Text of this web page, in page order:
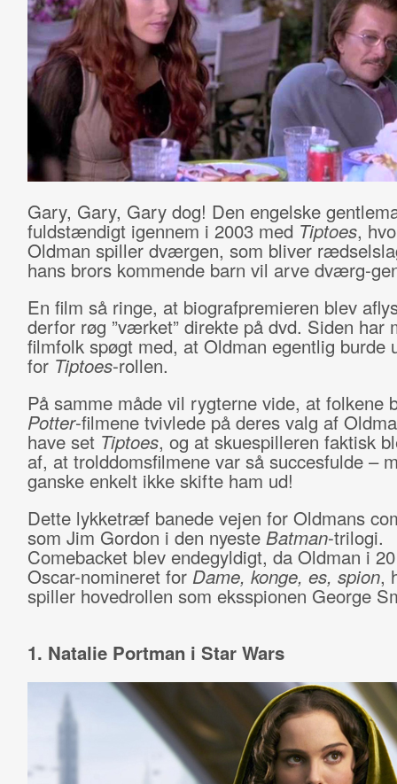
Gary, Gary, Gary dog! Den engelske
fuldstændigt igennem i 2003 med Tiptoes,
Oldman spiller dværgen, som bliver
hans brors kommende barn vil arve dværg-
En film så ringe, at biografpremieren blev
derfor røg ”værket” direkte på dvd. Siden har
filmfolk spøgt med, at Oldman egentlig burde
for Tiptoes-rollen.
På samme måde vil rygterne vide, at folkene
Potter-filmene tvivlede på deres valg af
have set Tiptoes, og at skuespilleren faktisk
af, at trolddomsfilmene var så succesfulde –
ganske enkelt ikke skifte ham ud!
Dette lykketræf banede vejen for Oldmans
som Jim Gordon i den nyeste Batman-trilogi.
Comebacket blev endegyldigt, da Oldman i
Oscar-nomineret for Dame, konge, es, spion,
spiller hovedrollen som eksspionen George
1. Natalie Portman i Star Wars